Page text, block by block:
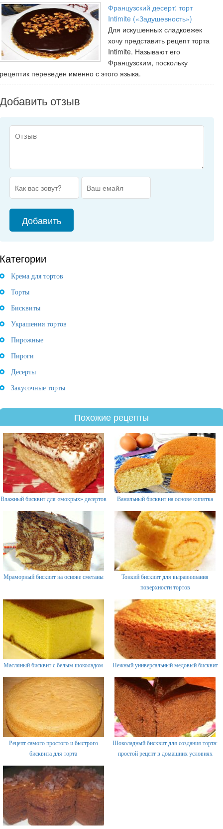
Французский десерт: торт
Intimite («Задушевность»)
Для искушенных сладкоежек
хочу представить рецепт торта
Intimite. Называют его
Французским, поскольку
рецептик переведен именно с этого языка.
Добавить отзыв
Категории
Крема для тортов
Торты
Бисквиты
Украшения тортов
Пирожные
Пироги
Десерты
Закусочные торты
Похожие рецепты
Влажный бисквит для «мокрых» десертов Ванильный бисквит на основе кипятка
Мраморный бисквит на основе сметаны
Тонкий бисквит для выравнивания
поверхности тортов
Масляный бисквит с белым шоколадом Нежный универсальный медовый бисквит
Рецепт самого простого и быстрого
бисквита для торта
Шоколадный бисквит для создания торта:
простой рецепт в домашних условиях